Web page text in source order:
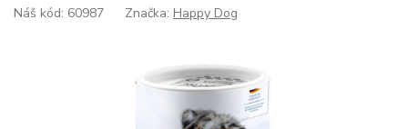
Náš kód: 60987 Značka: Happy Dog